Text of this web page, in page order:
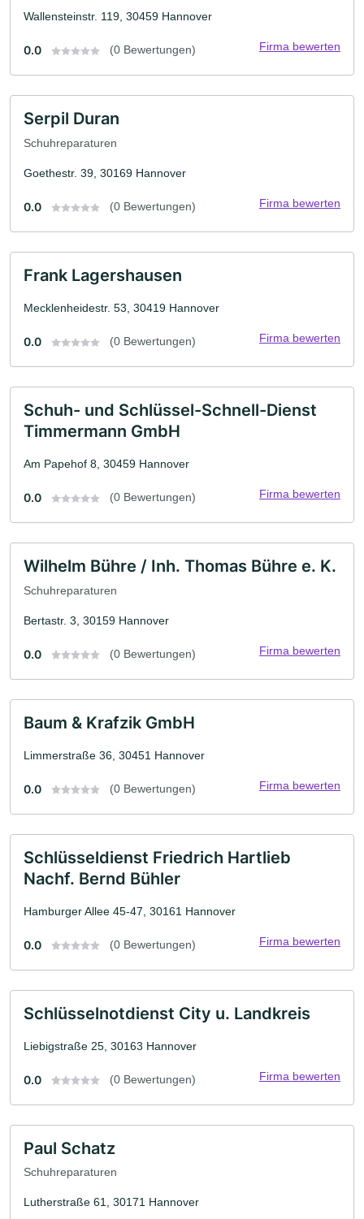
Wallensteinstr. 119, 30459 Hannover
0.0 (0 Bewertungen) Firma bewerten
Serpil Duran
Schuhreparaturen
Goethestr. 39, 30169 Hannover
0.0 (0 Bewertungen) Firma bewerten
Frank Lagershausen
Mecklenheidestr. 53, 30419 Hannover
0.0 (0 Bewertungen) Firma bewerten
Schuh- und Schlüssel-Schnell-Dienst
Timmermann GmbH
Am Papehof 8, 30459 Hannover
0.0 (0 Bewertungen) Firma bewerten
Wilhelm Bühre / Inh. Thomas Bühre e. K.
Schuhreparaturen
Bertastr. 3, 30159 Hannover
0.0 (0 Bewertungen) Firma bewerten
Baum & Krafzik GmbH
Limmerstraße 36, 30451 Hannover
0.0 (0 Bewertungen) Firma bewerten
Schlüsseldienst Friedrich Hartlieb
Nachf. Bernd Bühler
Hamburger Allee 45-47, 30161 Hannover
0.0 (0 Bewertungen) Firma bewerten
Schlüsselnotdienst City u. Landkreis
Liebigstraße 25, 30163 Hannover
0.0 (0 Bewertungen) Firma bewerten
Paul Schatz
Schuhreparaturen
Lutherstraße 61, 30171 Hannover